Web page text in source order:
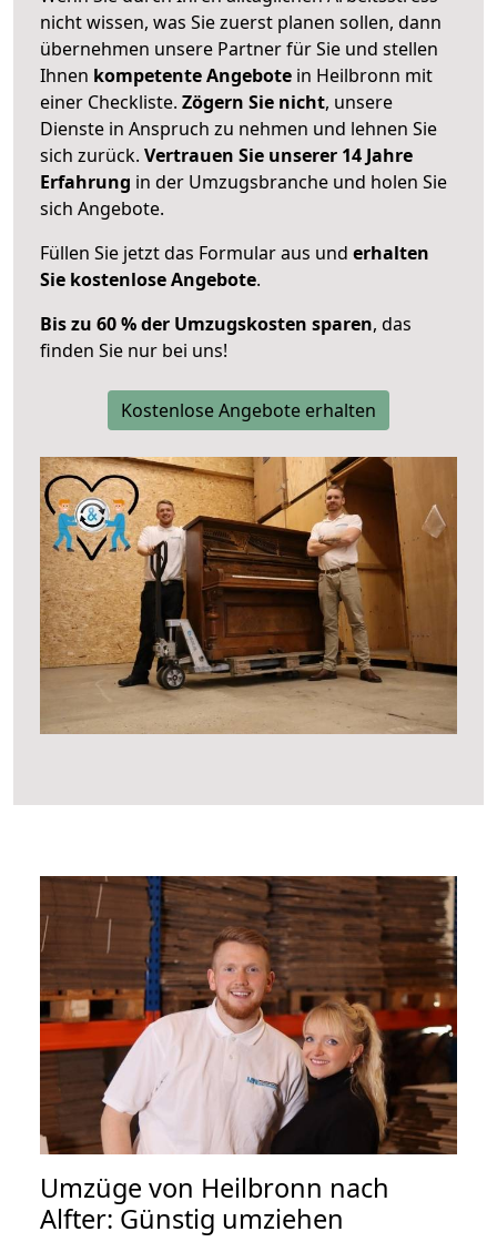
nicht wissen, was Sie zuerst planen sollen, dann
übernehmen unsere Partner für Sie und stellen
Ihnen kompetente Angebote in Heilbronn mit
einer Checkliste. Zögern Sie nicht, unsere
Dienste in Anspruch zu nehmen und lehnen Sie
sich zurück. Vertrauen Sie unserer 14 Jahre
Erfahrung in der Umzugsbranche und holen Sie
sich Angebote.
Füllen Sie jetzt das Formular aus und erhalten
Sie kostenlose Angebote.
Bis zu 60 % der Umzugskosten sparen, das
finden Sie nur bei uns!
Kostenlose Angebote erhalten
Umzüge von Heilbronn nach
Alfter: Günstig umziehen